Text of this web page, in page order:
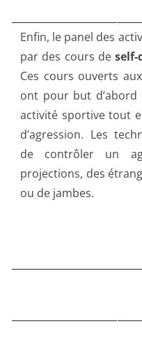
Enfin, le panel des
par des cours de self-
Ces cours ouverts
ont pour but
activité sportive tout
d’agression. Les
de contrôler un
projections, des
ou de jambes.